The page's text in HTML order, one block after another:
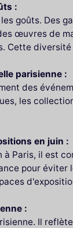
:
goûts. Des
œuvres de
Cette
parisienne :
des
les
en juin :
Paris, il est
pour
:
Il